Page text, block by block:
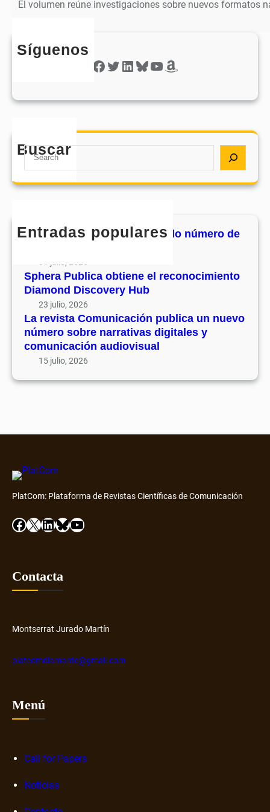
El volumen reúne investigaciones sobre nuevos formatos
Síguenos
Facebook Twitter LinkedIn Bluesky YouTube Amazon
Buscar
S
a
h
Entradas populares
MHJournal publica el segundo número de
Sphera Publica obtiene el reconocimiento
Diamond Discovery Hub
23 julio, 2026
La revista Comunicación publica un nuevo
número sobre narrativas digitales y
comunicación audiovisual
15 julio, 2026
PlatCom: Plataforma de Revistas Científicas de Comunicación
Facebook X LinkedIn Bluesky YouTube
Contacta
Montserrat Jurado Martín
platcomdiamante@gmail.com
Menú
Call for Papers
Noticias